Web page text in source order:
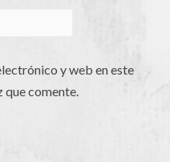
y web en este
que comente.